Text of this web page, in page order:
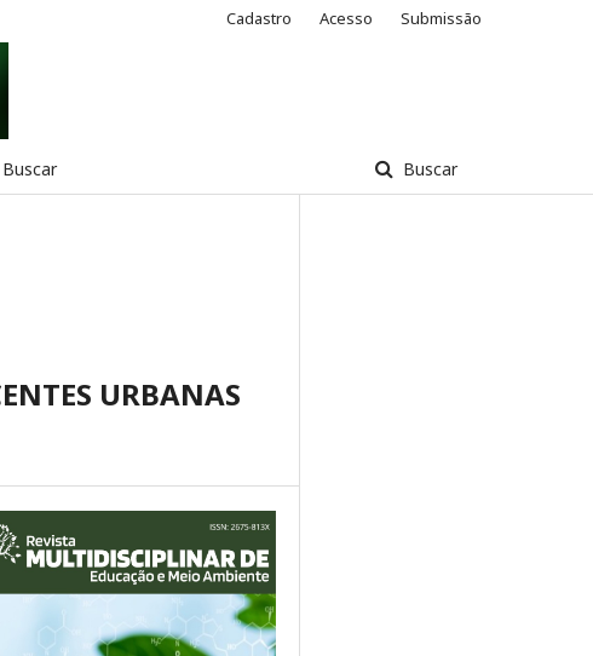
Buscar Buscar
Cadastro Acesso Submissão
URBANAS